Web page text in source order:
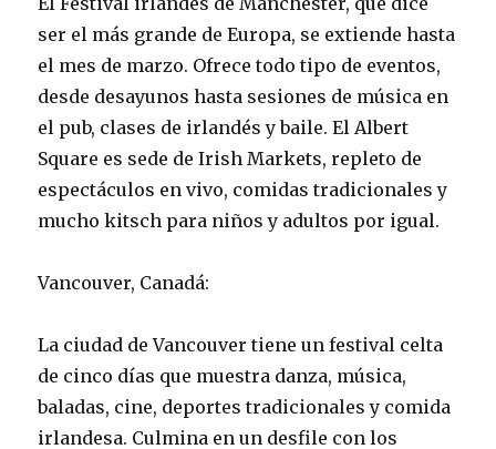
ser el más grande de Europa, se extiende hasta
el mes de marzo. Ofrece todo tipo de eventos,
desde desayunos hasta sesiones de música en
el pub, clases de irlandés y baile. El Albert
Square es sede de Irish Markets, repleto de
espectáculos en vivo, comidas tradicionales y
mucho kitsch para niños y adultos por igual.
Vancouver, Canadá:
La ciudad de Vancouver tiene un festival celta
de cinco días que muestra danza, música,
baladas, cine, deportes tradicionales y comida
irlandesa. Culmina en un desfile con los